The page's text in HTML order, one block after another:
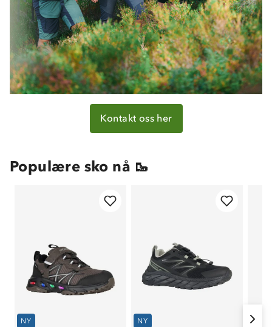
Kontakt oss her
Populære sko nå 🥾
NY
NY
Om Stormberg